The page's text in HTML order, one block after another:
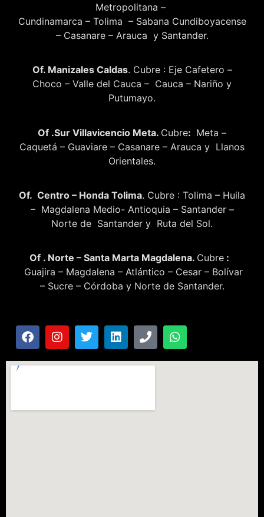
Metropolitana –
Cundinamarca – Tolima – Sabana Cundiboyacense
– Casanare – Arauca y Santander.
Of. Manizales Caldas. Cubre : Eje Cafetero –
Choco – Valle del Cauca – Cauca – Nariño y
Putumayo.
Of .Sur Villavicencio Meta. Cubre: Meta –
Caquetá – Guaviare – Casanare – Arauca y Llanos
Orientales.
Of. Centro – Honda Tolima. Cubre : Tolima – Huila
– Magdalena Medio- Antioquia – Santander –
Norte de Santander y Ruta del Sol.
Of . Norte – Santa Marta Magdalena. Cubre :
Guajira – Magdalena – Atlántico – Cesar – Bolívar
– Sucre – Córdoba y Norte de Santander.